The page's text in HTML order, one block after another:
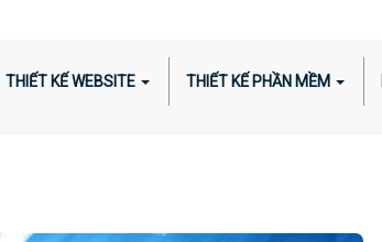
THIẾT KẾ WEBSITE THIẾT KẾ PHẦN MỀM